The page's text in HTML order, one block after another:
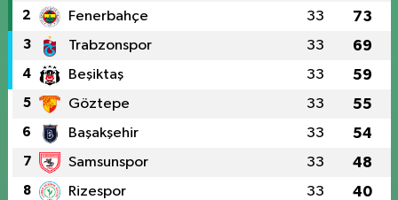
2 Fenerbahçe 33 73
3 Trabzonspor 33 69
4 Beşiktaş 33 59
5 Göztepe 33 55
6 Başakşehir 33 54
7 Samsunspor 33 48
8 Rizespor 33 40